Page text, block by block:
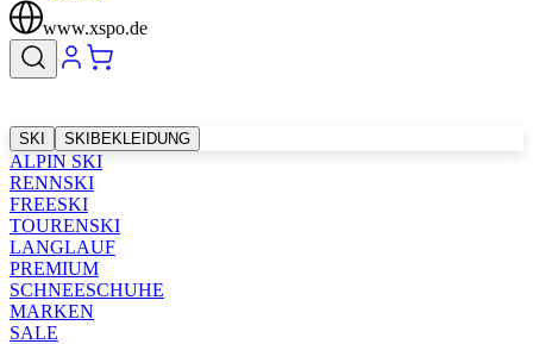
www.xspo.de
SKI SKIBEKLEIDUNG
ALPIN SKI
RENNSKI
FREESKI
TOURENSKI
LANGLAUF
PREMIUM
SCHNEESCHUHE
MARKEN
SALE